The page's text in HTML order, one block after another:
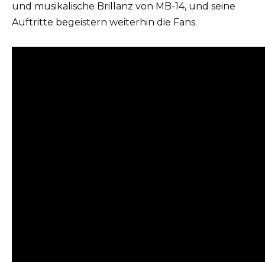
und musikalische Brillanz von MB-14, und seine
Auftritte begeistern weiterhin die Fans.